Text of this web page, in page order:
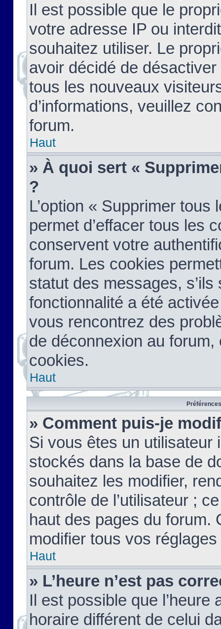
Il est possible que le
votre adresse IP ou
souhaitez utiliser. Le
avoir décidé de
tous les nouveaux
d’informations, veuillez
forum.
Haut
» À quoi sert «
?
L’option « Supprimer
permet d’effacer tous les
conservent votre
forum. Les cookies
statut des messages,
fonctionnalité a été
vous rencontrez des
de déconnexion au
cookies.
Haut
» Comment puis-je
Si vous êtes un
stockés dans la base de
souhaitez les modifier,
contrôle de l’utilisateur ;
haut des pages du forum.
modifier tous vos
Haut
» L’heure n’est pas
Il est possible que
horaire différent de celui